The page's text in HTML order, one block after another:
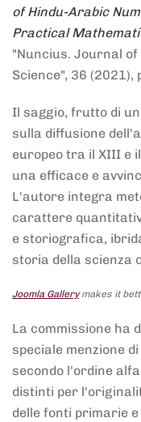
of Hindu-Arabic
Practical
"Nuncius. Journal
Science", 36 (2021),
Il saggio, frutto di
sulla diffusione
europeo tra il XIII e
una efficace e
L'autore integra
carattere
e storiografica,
storia della scienza
Joomla Gallerymakes it
La commissione ha
speciale menzione
secondo l'ordine
distinti per
delle fonti primarie